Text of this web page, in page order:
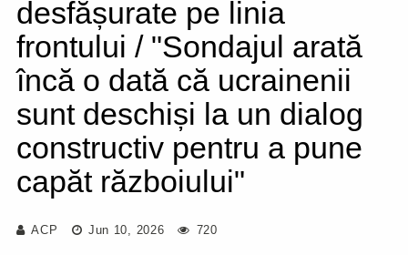
desfășurate pe linia
frontului / "Sondajul arată
încă o dată că ucrainenii
sunt deschiși la un dialog
constructiv pentru a pune
capăt războiului"
ACP Jun 10, 2026 720